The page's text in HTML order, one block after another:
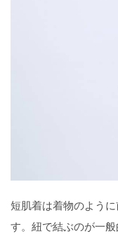
短肌着は着物のよう
す。紐で結ぶのが一